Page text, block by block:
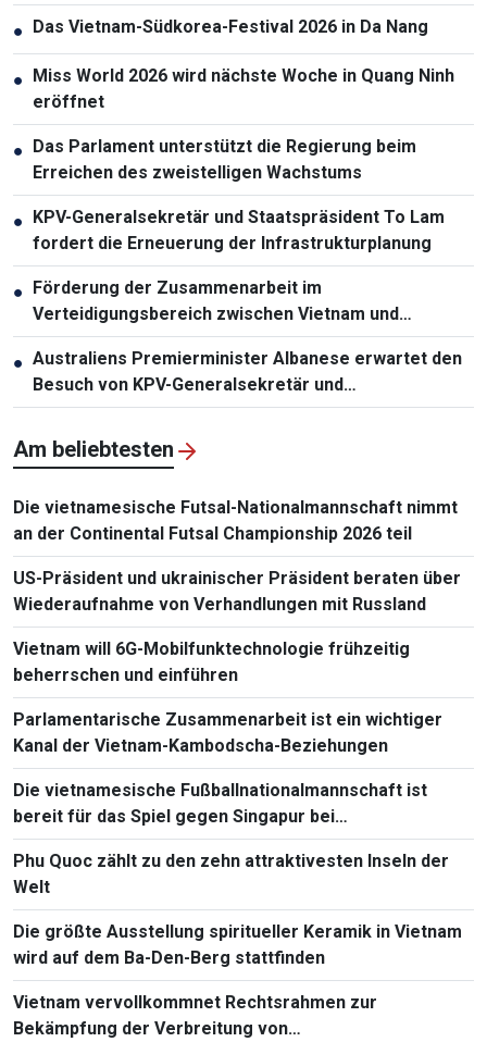
● Das Vietnam-Südkorea-Festival 2026 in Da Nang
● Miss World 2026 wird nächste Woche in Quang Ninh
eröffnet
● Das Parlament unterstützt die Regierung beim
Erreichen des zweistelligen Wachstums
● KPV-Generalsekretär und Staatspräsident To Lam
fordert die Erneuerung der Infrastrukturplanung
● Förderung der Zusammenarbeit im
Verteidigungsbereich zwischen Vietnam und
Malaysia
● Australiens Premierminister Albanese erwartet den
Besuch von KPV-Generalsekretär und
Staatspräsident To Lam
Am beliebtesten
Die vietnamesische Futsal-Nationalmannschaft nimmt
an der Continental Futsal Championship 2026 teil
US-Präsident und ukrainischer Präsident beraten über
Wiederaufnahme von Verhandlungen mit Russland
Vietnam will 6G-Mobilfunktechnologie frühzeitig
beherrschen und einführen
Parlamentarische Zusammenarbeit ist ein wichtiger
Kanal der Vietnam-Kambodscha-Beziehungen
Die vietnamesische Fußballnationalmannschaft ist
bereit für das Spiel gegen Singapur bei
Südostasienmeisterschaft 2026
Phu Quoc zählt zu den zehn attraktivesten Inseln der
Welt
Die größte Ausstellung spiritueller Keramik in Vietnam
wird auf dem Ba-Den-Berg stattfinden
Vietnam vervollkommnet Rechtsrahmen zur
Bekämpfung der Verbreitung von